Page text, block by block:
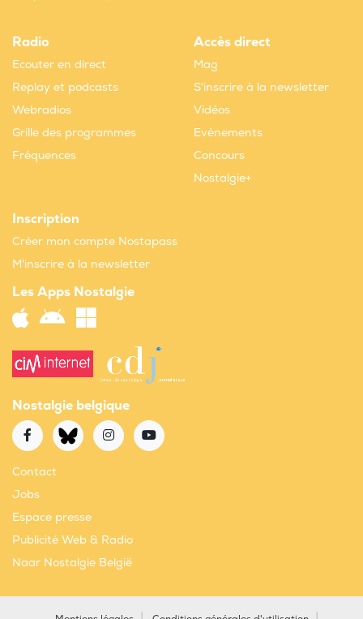
Radio
Ecouter en direct
Replay et podcasts
Webradios
Grille des programmes
Fréquences
Accès direct
Mag
S'inscrire à la newsletter
Vidéos
Evènements
Concours
Nostalgie+
Inscription
Créer mon compte Nostapass
M'inscrire à la newsletter
Les Apps Nostalgie
Nostalgie belgique
Contact
Jobs
Espace presse
Publicité Web & Radio
Naar Nostalgie België